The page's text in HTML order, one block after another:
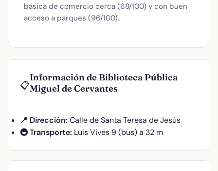
básica de comercio cerca (68/100) y con buen
acceso a parques (96/100).
📋
Información de Biblioteca Pública
Miguel de Cervantes
📍 Dirección: Calle de Santa Teresa de Jesús
🚇 Transporte: Luis Vives 9 (bus) a 32 m